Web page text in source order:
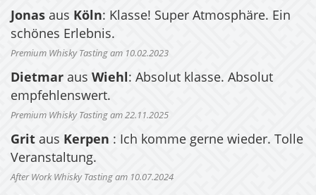
Jonas aus Köln: Klasse! Super Atmosphäre. Ein
schönes Erlebnis.
Premium Whisky Tasting am 10.02.2023
Dietmar aus Wiehl : Absolut klasse. Absolut
empfehlenswert.
Premium Whisky Tasting am 22.11.2025
Grit aus Kerpen : Ich komme gerne wieder. Tolle
Veranstaltung.
After Work Whisky Tasting am 10.07.2024